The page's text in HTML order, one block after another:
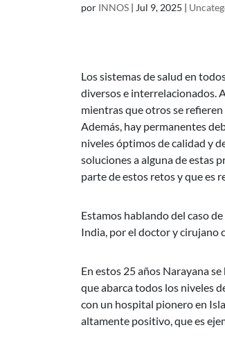
por INNOS | Jul 9, 2025 |
Los sistemas de salud en
diversos e interrelacionados.
mientras que otros se
Además, hay permanentes
niveles óptimos de calidad y
soluciones a alguna de estas
parte de estos retos y que es
Estamos hablando del caso de
India, por el doctor y cirujano
En estos 25 años Narayana
que abarca todos los niveles
con un hospital pionero en
altamente positivo, que es